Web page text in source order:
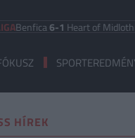
6-1Heart of Midlothian|
HÍREK